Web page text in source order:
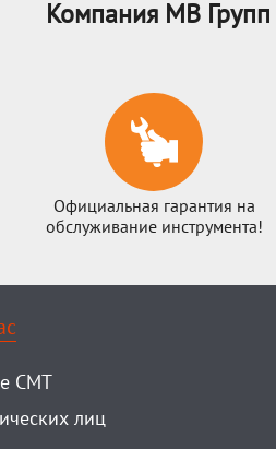
Компания МВ
Официальная гарантия на
обслуживание инструмента!
CMT
лиц